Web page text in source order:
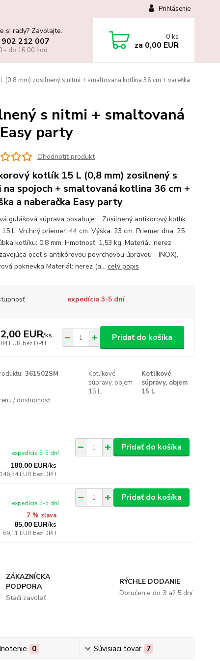
Prihlásenie
si rady? Zavolajte.
212 007
- do 16:00 hod
0 ks
za 0,00 EUR
(0,8 mm) zosilnený s nitmi + smaltovaná kotlina 36 cm + vareška
s nitmi + smaltovaná
party
Ohodnotiť produkt
kotlík 15 L (0,8 mm) zosilnený s
na spojoch + smaltovaná kotlina 36 cm +
a naberačka Easy party
gulášová súprava obsahuje: Zosilnený antikorový kotlík.
15 L. Vrchný priemer: 44 cm. Výška: 23 cm. Priemer dna: 25
kotlíku: 0,8 mm. Hmotnosť: 1,53 kg. Materiál: nerez
oceľ s antikórovou povrchovou úpravou - INOX).
pokrievka Materiál: nerez (a... celý popis
expedícia 3-5 dní
EUR/ks
EUR bez DPH
Pridať do košíka
361502SM
Kotlíkové
súpravy, objem
15 L:
Kotlíkové
súpravy, objem
15 L
/ dostupnosť
180,00 EUR/ks
146,34 EUR bez DPH
expedícia 3-5 dní
Pridať do košíka
7 % zľava
85,00 EUR/ks
69,11 EUR bez DPH
expedícia 3-5 dní
Pridať do košíka
ZÁKAZNÍCKA
PODPORA
Stačí zavolať
RÝCHLE DODANIE
Doručenie do 3 až 5 dní
0 Súvisiaci tovar 7